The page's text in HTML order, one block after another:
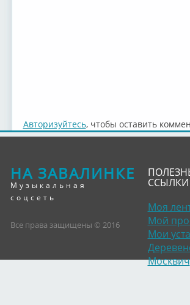
Авторизуйтесь, чтобы оставить
НА ЗАВАЛИНКЕ
Музыкальная
соцсеть
Все права защищены © 2016
ССЫЛКИ
Моя
Мой
Мои
Москвич